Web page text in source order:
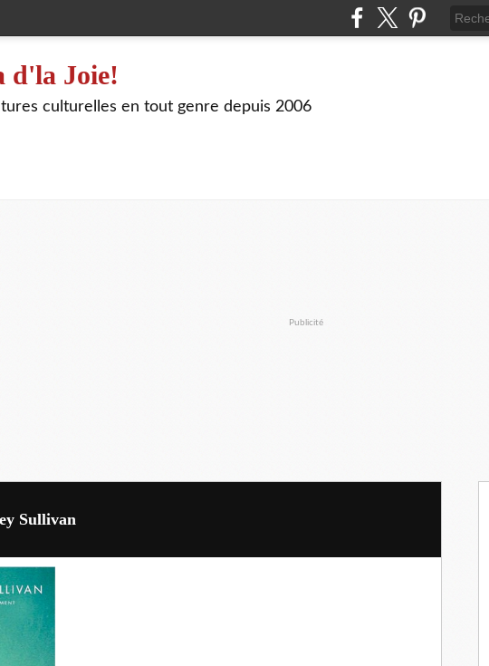
d'la Joie!
culturelles en tout genre depuis 2006
Publicité
Sullivan